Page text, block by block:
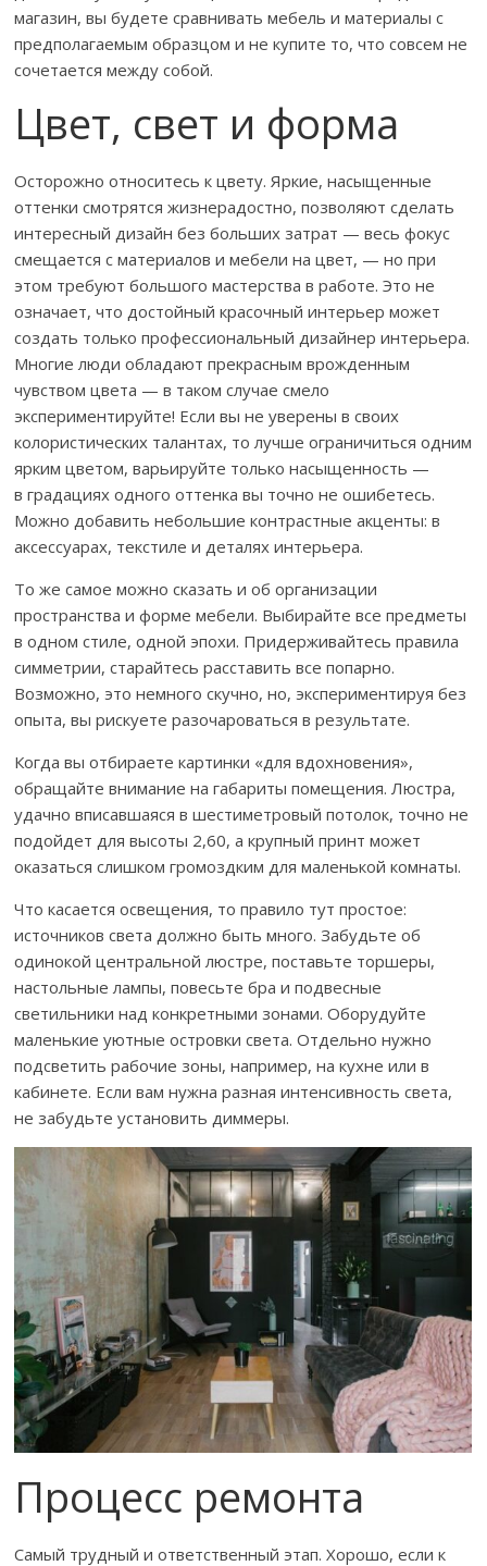
магазин, вы будете сравнивать мебель и материалы с
предполагаемым образцом и не купите то, что совсем не
сочетается между собой.
Цвет, свет и форма
Осторожно относитесь к цвету. Яркие, насыщенные
оттенки смотрятся жизнерадостно, позволяют сделать
интересный дизайн без больших затрат — весь фокус
смещается с материалов и мебели на цвет, — но при
этом требуют большого мастерства в работе. Это не
означает, что достойный красочный интерьер может
создать только профессиональный дизайнер интерьера.
Многие люди обладают прекрасным врожденным
чувством цвета — в таком случае смело
экспериментируйте! Если вы не уверены в своих
колористических талантах, то лучше ограничиться одним
ярким цветом, варьируйте только насыщенность —
в градациях одного оттенка вы точно не ошибетесь.
Можно добавить небольшие контрастные акценты: в
аксессуарах, текстиле и деталях интерьера.
То же самое можно сказать и об организации
пространства и форме мебели. Выбирайте все предметы
в одном стиле, одной эпохи. Придерживайтесь правила
симметрии, старайтесь расставить все попарно.
Возможно, это немного скучно, но, экспериментируя без
опыта, вы рискуете разочароваться в результате.
Когда вы отбираете картинки «для вдохновения»,
обращайте внимание на габариты помещения. Люстра,
удачно вписавшаяся в шестиметровый потолок, точно не
подойдет для высоты 2,60, а крупный принт может
оказаться слишком громоздким для маленькой комнаты.
Что касается освещения, то правило тут простое:
источников света должно быть много. Забудьте об
одинокой центральной люстре, поставьте торшеры,
настольные лампы, повесьте бра и подвесные
светильники над конкретными зонами. Оборудуйте
маленькие уютные островки света. Отдельно нужно
подсветить рабочие зоны, например, на кухне или в
кабинете. Если вам нужна разная интенсивность света,
не забудьте установить диммеры.
Процесс ремонта
Самый трудный и ответственный этап. Хорошо, если к